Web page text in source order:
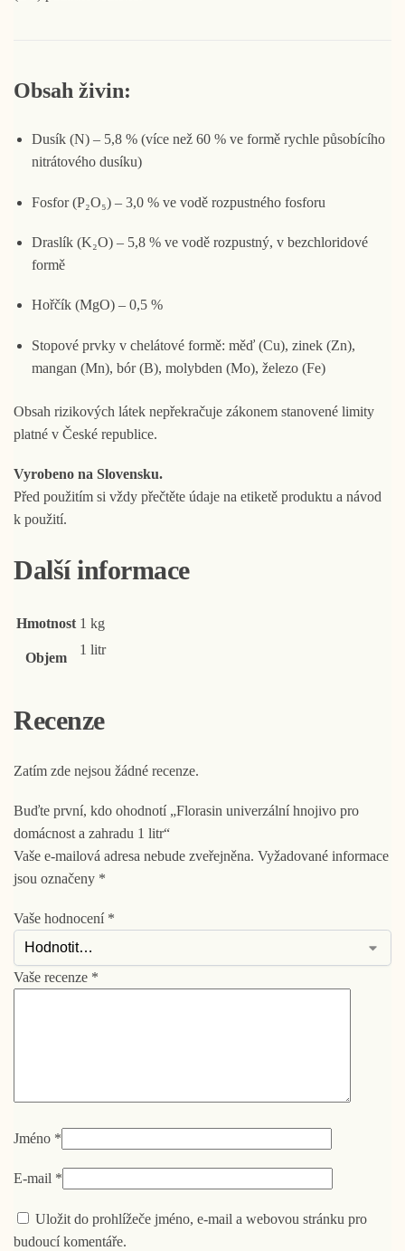
Obsah živin:
Dusík (N) – 5,8 % (více než 60 % ve formě rychle působícího
nitrátového dusíku)
Fosfor (P₂O₅) – 3,0 % ve vodě rozpustného fosforu
Draslík (K₂O) – 5,8 % ve vodě rozpustný, v bezchloridové
formě
Hořčík (MgO) – 0,5 %
Stopové prvky v chelátové formě: měď (Cu), zinek (Zn),
mangan (Mn), bór (B), molybden (Mo), železo (Fe)
Obsah rizikových látek nepřekračuje zákonem stanovené limity
platné v České republice.
Vyrobeno na Slovensku.
Před použitím si vždy přečtěte údaje na etiketě produktu a návod
k použití.
Další informace
Hmotnost 1 kg
Objem
1 litr
Recenze
Zatím zde nejsou žádné recenze.
Buďte první, kdo ohodnotí „Florasin univerzální hnojivo pro
domácnost a zahradu 1 litr“
Vaše e-mailová adresa nebude zveřejněna. Vyžadované informace
jsou označeny *
Vaše hodnocení *
Vaše recenze *
Jméno *
E-mail *
Uložit do prohlížeče jméno, e-mail a webovou stránku pro
budoucí komentáře.